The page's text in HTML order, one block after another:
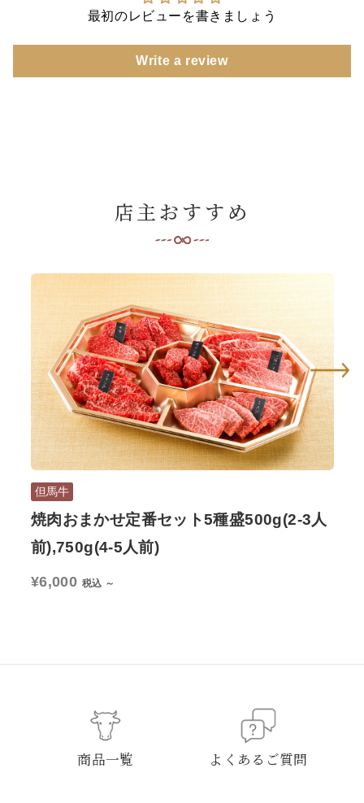
最初のレビューを書きましょう
Write a review
店主おすすめ
但馬牛
焼肉おまかせ定番セット5種盛500g(2-3人
前),750g(4-5人前)
¥6,000 税込 ～
商品一覧 よくあるご質問